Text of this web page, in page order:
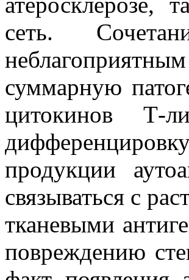
сеть.
суммарную
цитокинов Т-
продукции
связываться с
тканевыми
повреждению